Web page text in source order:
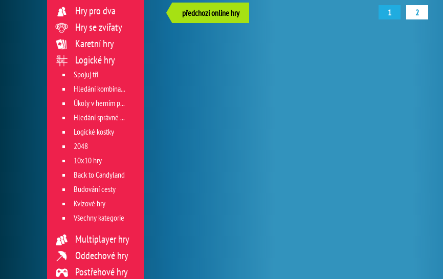
předchozí online hry 1 2
Hry pro dva
Hry se zvířaty
Karetní hry
Logické hry
Spojuj tři
Hledání kombinace
Úkoly v herním poli
Hledání správné cesty
Logické kostky
2048
10x10 hry
Back to Candyland
Budování cesty
Kvízové hry
Všechny kategorie
Multiplayer hry
Oddechové hry
Postřehové hry